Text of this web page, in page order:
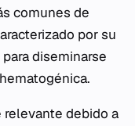
comunes de
por su
diseminarse
debido a